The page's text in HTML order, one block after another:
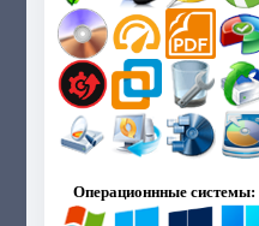
Операционнные системы: